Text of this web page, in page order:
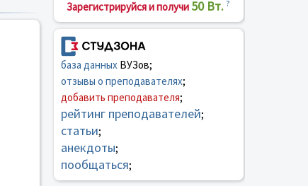
Зарегистрируйся и получи 50 Вт. ?
база данныхВУЗов;
отзывы о преподавателях;
добавить преподавателя;
рейтинг преподавателей;
статьи;
анекдоты;
пообщаться;